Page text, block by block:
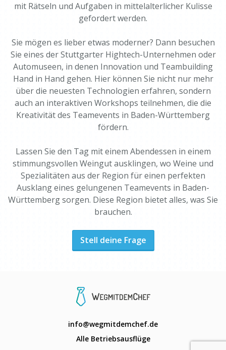
mit Rätseln und Aufgaben in mittelalterlicher Kulisse
gefordert werden.
Sie mögen es lieber etwas moderner? Dann besuchen
Sie eines der Stuttgarter Hightech-Unternehmen oder
Automuseen, in denen Innovation und Teambuilding
Hand in Hand gehen. Hier können Sie nicht nur mehr
über die neuesten Technologien erfahren, sondern
auch an interaktiven Workshops teilnehmen, die die
Kreativität des Teamevents in Baden-Württemberg
fördern.
Lassen Sie den Tag mit einem Abendessen in einem
stimmungsvollen Weingut ausklingen, wo Weine und
Spezialitäten aus der Region für einen perfekten
Ausklang eines gelungenen Teamevents in Baden-
Württemberg sorgen. Diese Region bietet alles, was Sie
brauchen.
Stell deine Frage
info@wegmitdemchef.de
Alle Betriebsausflüge